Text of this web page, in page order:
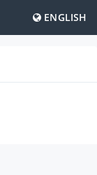
ENGLISH